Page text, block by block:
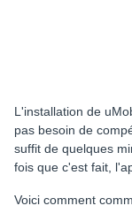
L'installation de
pas besoin de
suffit de quelques
fois que c'est fait,
Voici comment